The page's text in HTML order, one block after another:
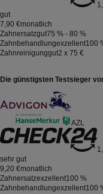
gut
7,90 €monatlich
Zahnersatzgut75 % - 80 %
Zahnbehandlungexzellent100
Zahnreinigunggut2 x 75 €
Die günstigsten Testsieger
AZL
sehr gut
9,20 €monatlich
Zahnersatzexzellent100 %
Zahnbehandlungexzellent100